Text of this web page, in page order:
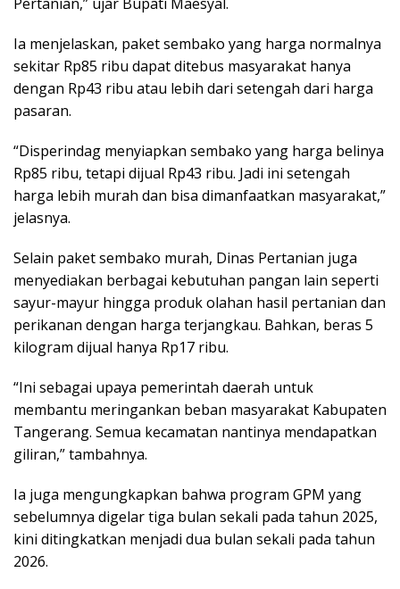
Ia menjelaskan, paket sembako yang harga normalnya
sekitar Rp85 ribu dapat ditebus masyarakat hanya
dengan Rp43 ribu atau lebih dari setengah dari harga
pasaran.
“Disperindag menyiapkan sembako yang harga belinya
Rp85 ribu, tetapi dijual Rp43 ribu. Jadi ini setengah
harga lebih murah dan bisa dimanfaatkan masyarakat,”
jelasnya.
Selain paket sembako murah, Dinas Pertanian juga
menyediakan berbagai kebutuhan pangan lain seperti
sayur-mayur hingga produk olahan hasil pertanian dan
perikanan dengan harga terjangkau. Bahkan, beras 5
kilogram dijual hanya Rp17 ribu.
“Ini sebagai upaya pemerintah daerah untuk
membantu meringankan beban masyarakat Kabupaten
Tangerang. Semua kecamatan nantinya mendapatkan
giliran,” tambahnya.
Ia juga mengungkapkan bahwa program GPM yang
sebelumnya digelar tiga bulan sekali pada tahun 2025,
kini ditingkatkan menjadi dua bulan sekali pada tahun
2026.